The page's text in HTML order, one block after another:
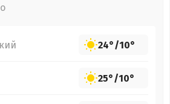
24°/10°
25°/10°